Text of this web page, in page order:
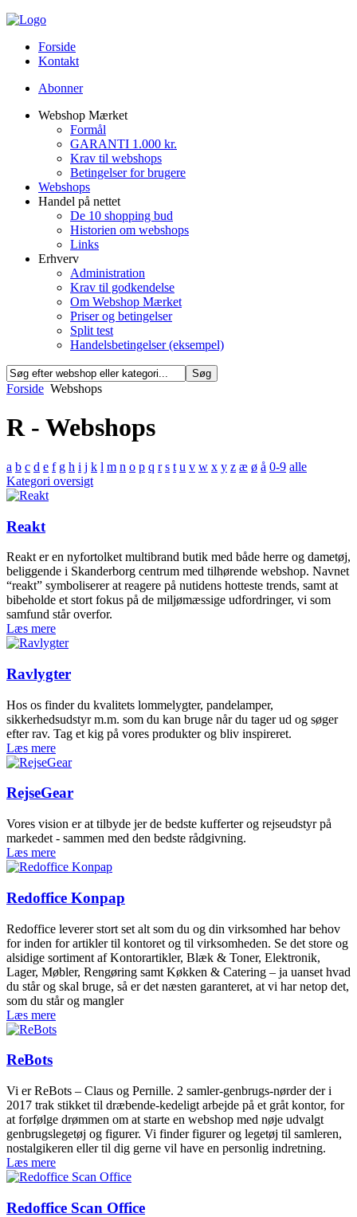
Forside
Kontakt
Abonner
Webshop Mærket
Formål
GARANTI 1.000 kr.
Krav til webshops
Betingelser for brugere
Webshops
Handel på nettet
De 10 shopping bud
Historien om webshops
Links
Erhverv
Administration
Krav til godkendelse
Om Webshop Mærket
Priser og betingelser
Split test
Handelsbetingelser (eksempel)
Forside Webshops
R - Webshops
a b c d e f g h i j k l m n o p q r s t u v w x y z æ ø å 0-9 alle
Kategori oversigt
Reakt
Reakt er en nyfortolket multibrand butik med både herre og dametøj,
beliggende i Skanderborg centrum med tilhørende webshop. Navnet
“reakt” symboliserer at reagere på nutidens hotteste trends, samt at
bibeholde et stort fokus på de miljømæssige udfordringer, vi som
samfund står overfor.
Læs mere
Ravlygter
Hos os finder du kvalitets lommelygter, pandelamper,
sikkerhedsudstyr m.m. som du kan bruge når du tager ud og søger
efter rav. Tag et kig på vores produkter og bliv inspireret.
Læs mere
RejseGear
Vores vision er at tilbyde jer de bedste kufferter og rejseudstyr på
markedet - sammen med den bedste rådgivning.
Læs mere
Redoffice Konpap
Redoffice leverer stort set alt som du og din virksomhed har behov
for inden for artikler til kontoret og til virksomheden. Se det store og
alsidige sortiment af Kontorartikler, Blæk & Toner, Elektronik,
Lager, Møbler, Rengøring samt Køkken & Catering – ja uanset hvad
du står og skal bruge, så er det næsten garanteret, at vi har netop det,
som du står og mangler
Læs mere
ReBots
Vi er ReBots – Claus og Pernille. 2 samler-genbrugs-nørder der i
2017 trak stikket til dræbende-kedeligt arbejde på et gråt kontor, for
at forfølge drømmen om at starte en webshop med nøje udvalgt
genbrugslegetøj og figurer. Vi finder figurer og legetøj til samleren,
nostalgikeren eller til dig gerne vil have en personlig indretning.
Læs mere
Redoffice Scan Office